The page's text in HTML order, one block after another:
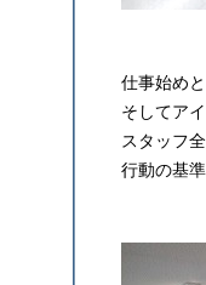
仕事始め
そしてア
スタッフ
行動の基